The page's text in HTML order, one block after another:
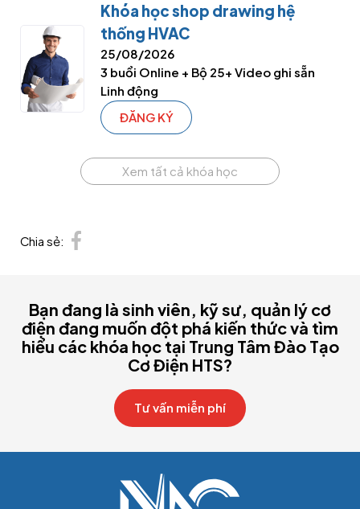
Chia sẻ:
Khóa học shop drawing hệ
thống HVAC
25/08/2026
3 buổi Online + Bộ 25+ Video ghi sẵn
Linh động
ĐĂNG KÝ
Xem tất cả khóa học
Bạn đang là sinh viên, kỹ sư, quản lý cơ
điện đang muốn đột phá kiến thức và tìm
hiểu các khóa học tại Trung Tâm Đào Tạo
Cơ Điện HTS?
Tư vấn miễn phí